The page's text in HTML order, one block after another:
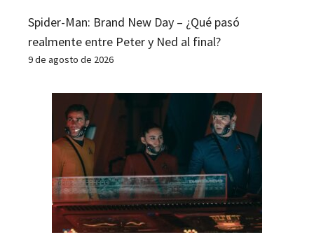
Spider-Man: Brand New Day – ¿Qué pasó
realmente entre Peter y Ned al final?
9 de agosto de 2026